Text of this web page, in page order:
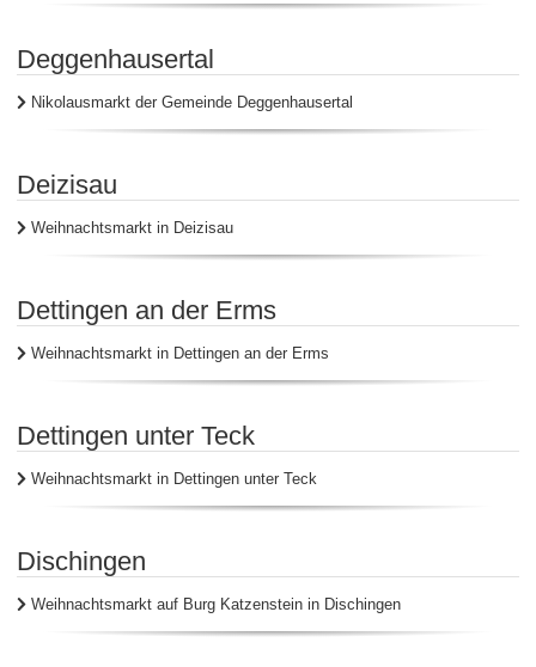
Deggenhausertal
Nikolausmarkt der Gemeinde Deggenhausertal
Deizisau
Weihnachtsmarkt in Deizisau
Dettingen an der Erms
Weihnachtsmarkt in Dettingen an der Erms
Dettingen unter Teck
Weihnachtsmarkt in Dettingen unter Teck
Dischingen
Weihnachtsmarkt auf Burg Katzenstein in Dischingen